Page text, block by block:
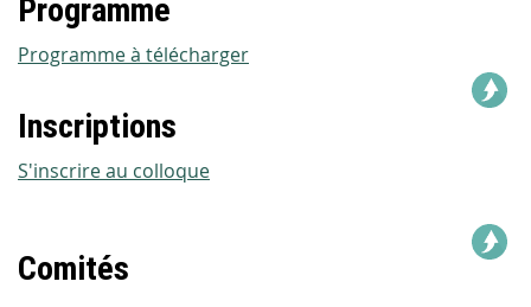
Programme
Programme à télécharger
Inscriptions
S'inscrire au colloque
Comités